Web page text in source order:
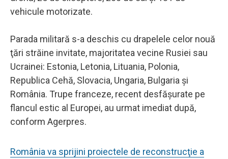
vehicule motorizate.
Parada militară s-a deschis cu drapelele celor nouă
ţări străine invitate, majoritatea vecine Rusiei sau
Ucrainei: Estonia, Letonia, Lituania, Polonia,
Republica Cehă, Slovacia, Ungaria, Bulgaria şi
România. Trupe franceze, recent desfăşurate pe
flancul estic al Europei, au urmat imediat după,
conform Agerpres.
România va sprijini proiectele de reconstrucţie a